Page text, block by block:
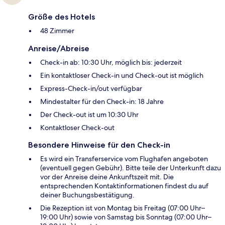
Größe des Hotels
48 Zimmer
Anreise/Abreise
Check-in ab: 10:30 Uhr, möglich bis: jederzeit
Ein kontaktloser Check-in und Check-out ist möglich
Express-Check-in/out verfügbar
Mindestalter für den Check-in: 18 Jahre
Der Check-out ist um 10:30 Uhr
Kontaktloser Check-out
Besondere Hinweise für den Check-in
Es wird ein Transferservice vom Flughafen angeboten
(eventuell gegen Gebühr). Bitte teile der Unterkunft dazu
vor der Anreise deine Ankunftszeit mit. Die
entsprechenden Kontaktinformationen findest du auf
deiner Buchungsbestätigung.
Die Rezeption ist von Montag bis Freitag (07:00 Uhr–
19:00 Uhr) sowie von Samstag bis Sonntag (07:00 Uhr–